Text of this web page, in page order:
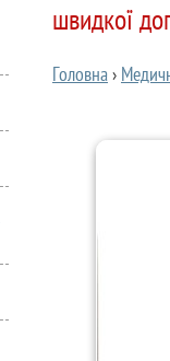
швидкої
Головна›